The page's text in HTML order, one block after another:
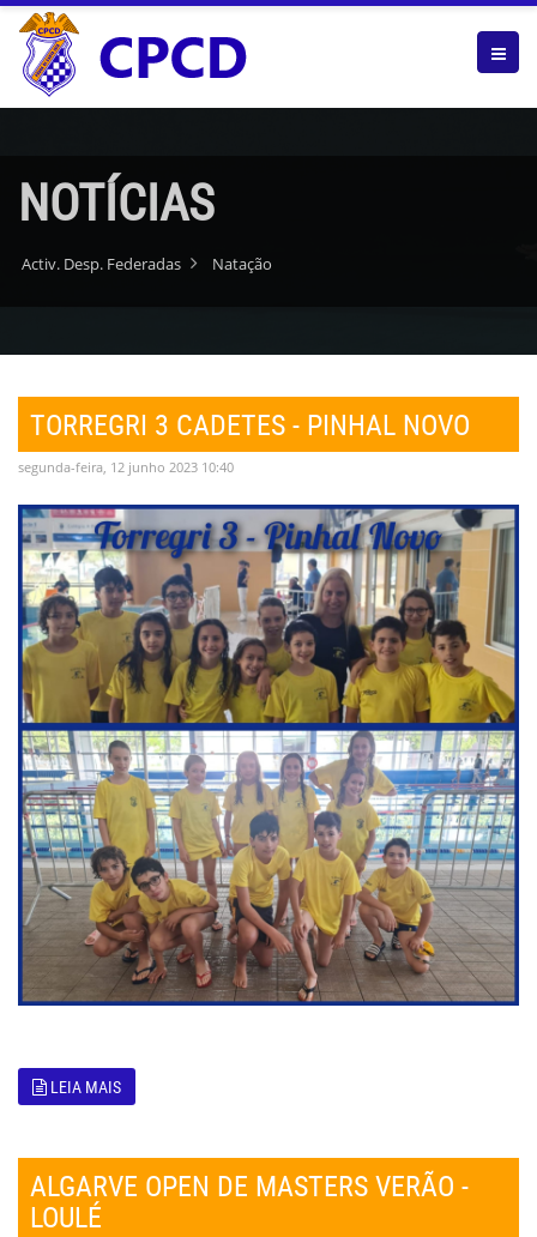
NOTÍCIAS
Activ. Desp. Federadas Natação
TORREGRI 3 CADETES - PINHAL NOVO
segunda-feira, 12 junho 2023 10:40
LEIA MAIS
ALGARVE OPEN DE MASTERS VERÃO -
LOULÉ